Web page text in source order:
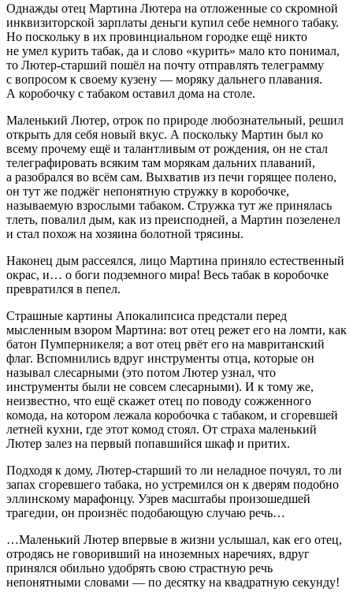
Однажды отец Мартина Лютера на отложенные со скромной
инквизиторской зарплаты деньги купил себе немного табаку.
Но поскольку в их провинциальном городке ещё никто
не умел курить табак, да и слово «курить» мало кто понимал,
то Лютер-старший пошёл на почту отправлять телеграмму
с вопросом к своему кузену — моряку дальнего плавания.
А коробочку с табаком оставил дома на столе.
Маленький Лютер, отрок по природе любознательный, решил
открыть для себя новый вкус. А поскольку Мартин был ко
всему прочему ещё и талантливым от рождения, он не стал
телеграфировать всяким там морякам дальних плаваний,
а разобрался во всём сам. Выхватив из печи горящее полено,
он тут же поджёг непонятную стружку в коробочке,
называемую взрослыми табаком. Стружка тут же принялась
тлеть, повалил дым, как из преисподней, а Мартин позеленел
и стал похож на хозяина болотной трясины.
Наконец дым рассеялся, лицо Мартина приняло естественный
окрас, и… о боги подземного мира! Весь табак в коробочке
превратился в пепел.
Страшные картины Апокалипсиса предстали перед
мысленным взором Мартина: вот отец режет его на ломти, как
батон Пумперникеля; а вот отец рвёт его на мавританский
флаг. Вспомнились вдруг инструменты отца, которые он
называл слесарными (это потом Лютер узнал, что
инструменты были не совсем слесарными). И к тому же,
неизвестно, что ещё скажет отец по поводу сожженного
комода, на котором лежала коробочка с табаком, и сгоревшей
летней кухни, где этот комод стоял. От страха маленький
Лютер залез на первый попавшийся шкаф и притих.
Подходя к дому, Лютер-старший то ли неладное почуял, то ли
запах сгоревшего табака, но устремился он к дверям подобно
эллинскому марафонцу. Узрев масштабы произошедшей
трагедии, он произнёс подобающую случаю речь…
…Маленький Лютер впервые в жизни услышал, как его отец,
отродясь не говоривший на иноземных наречиях, вдруг
принялся обильно удобрять свою страстную речь
непонятными словами — по десятку на квадратную секунду!